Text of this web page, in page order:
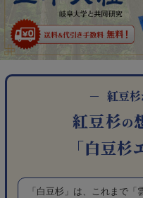
－ 紅豆
紅豆杉の
「白豆
「白豆杉」は、これまで